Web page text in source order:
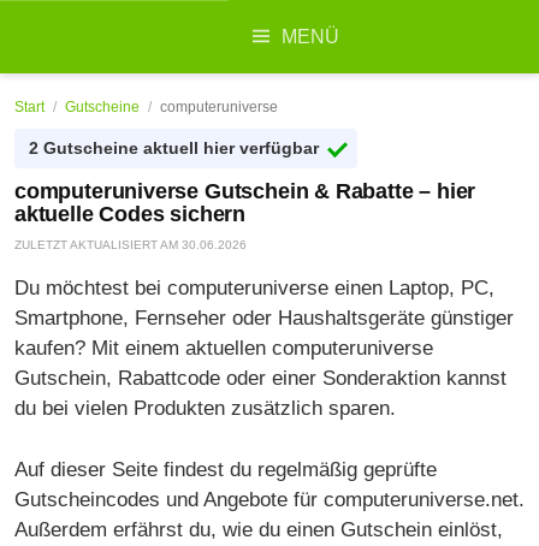
MENÜ
Start / Gutscheine / computeruniverse
2 Gutscheine aktuell hier verfügbar
computeruniverse Gutschein & Rabatte – hier
aktuelle Codes sichern
ZULETZT AKTUALISIERT AM 30.06.2026
Du möchtest bei computeruniverse einen Laptop, PC,
Smartphone, Fernseher oder Haushaltsgeräte günstiger
kaufen? Mit einem aktuellen computeruniverse
Gutschein, Rabattcode oder einer Sonderaktion kannst
du bei vielen Produkten zusätzlich sparen.
Auf dieser Seite findest du regelmäßig geprüfte
Gutscheincodes und Angebote für computeruniverse.net.
Außerdem erfährst du, wie du einen Gutschein einlöst,